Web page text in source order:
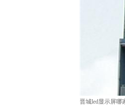
晋城led显示屏哪